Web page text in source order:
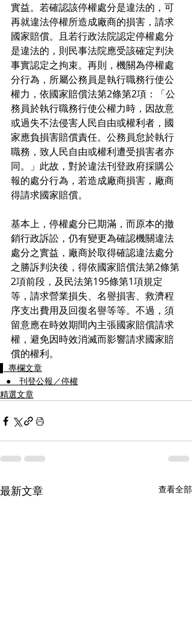
實益。若確認該停權處分是違法的，可
再就違法停權所造成廠商的損害，請求
國家賠償。且若行政法院認定停權處分
是違法的，則民事法院應受該確定判決
事實認定之拘束。再則，機關為停權處
分行為，所屬公務員是執行職務行使公
權力，依國家賠償法第2條第2項：「公
務員於執行職務行使公權力時，因故意
或過失不法侵害人民自由或權利者，國
家應負損害賠償責任。公務員怠於執行
職務，致人民自由或權利遭受損害者亦
同。」此故，對於違法刊登政府採購公
報的處分行為，若造成廠商損害，廠商
得請求國家賠償。
基本上，停權處分已期滿，而原本的撤
銷行政訴訟，仍有變更為確認機關違法
處分之實益，廠商於取得確認違法處分
之勝訴判決後，得依國家賠償法第2條第
2項前段，及民法第195條第1項規定
等，請求營業損失、名譽損害、救濟程
序支出費用及回復名譽等等。不過，須
留意應在時效期間內主張國家賠償請求
權，避免因時效消滅而影響請求國家賠
償的權利。
▌ 專欄文章
⠀● 刊登公報／停權
精選文章
最新文章 查看全部